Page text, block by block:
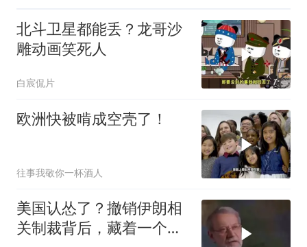
北斗卫星都能丢？龙哥沙
雕动画笑死人
白宸侃片
欧洲快被啃成空壳了！
往事我敬你一杯酒人
美国认怂了？撤销伊朗相
关制裁背后，藏着一个说